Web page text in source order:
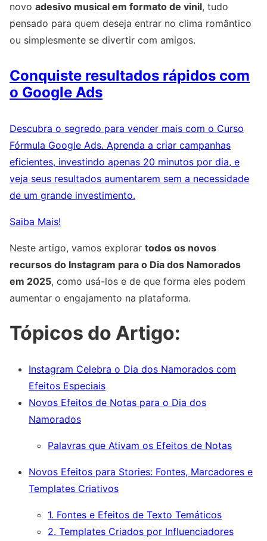
novo adesivo musical em formato de vinil, tudo
pensado para quem deseja entrar no clima romântico
ou simplesmente se divertir com amigos.
Conquiste resultados rápidos com
o Google Ads
Descubra o segredo para vender mais com o Curso
Fórmula Google Ads. Aprenda a criar campanhas
eficientes, investindo apenas 20 minutos por dia, e
veja seus resultados aumentarem sem a necessidade
de um grande investimento.
Saiba Mais!
Neste artigo, vamos explorar todos os novos
recursos do Instagram para o Dia dos Namorados
em 2025, como usá-los e de que forma eles podem
aumentar o engajamento na plataforma.
Tópicos do Artigo:
Instagram Celebra o Dia dos Namorados com
Efeitos Especiais
Novos Efeitos de Notas para o Dia dos
Namorados
Palavras que Ativam os Efeitos de Notas
Novos Efeitos para Stories: Fontes, Marcadores e
Templates Criativos
1. Fontes e Efeitos de Texto Temáticos
2. Templates Criados por Influenciadores